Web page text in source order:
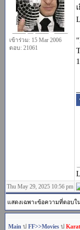
เข้าร่วม: 15 Mar 2006
ตอบ: 21061
Thu May 29, 2025 10:56 pm
แสดงเฉพาะข้อความที่ตอบใน
Main ป FF>>Movies ป